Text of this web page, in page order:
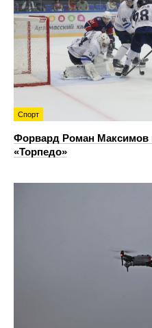
Спорт
Форвард Роман Максимов
«Торпедо»